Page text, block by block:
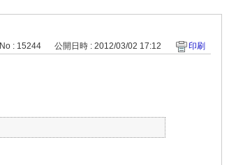
No : 15244 公開日時 : 2012/03/02 17:12 印刷